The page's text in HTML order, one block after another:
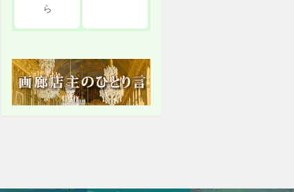
ら